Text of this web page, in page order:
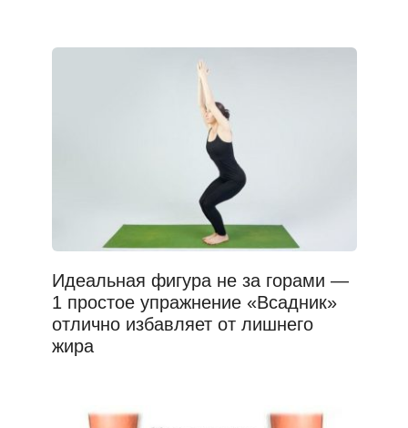
Идеальная фигура не за горами —
1 простое упражнение «Всадник»
отлично избавляет от лишнего
жира